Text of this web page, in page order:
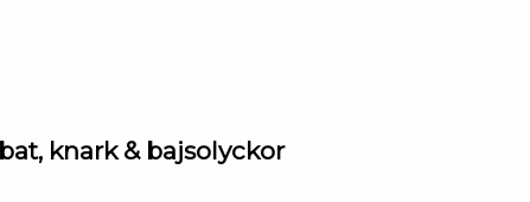
knark & bajsolyckor